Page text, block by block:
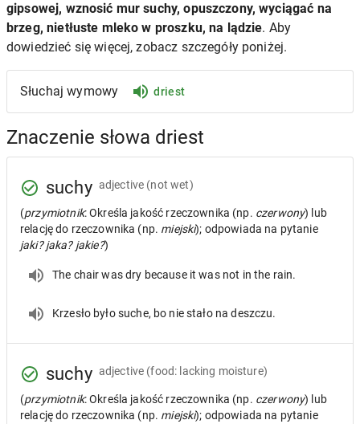
gipsowej, wznosić mur suchy, opuszczony, wyciągać na
brzeg, nietłuste mleko w proszku, na lądzie. Aby
dowiedzieć się więcej, zobacz szczegóły poniżej.
Słuchaj wymowy driest
Znaczenie słowa driest
suchy adjective (not wet)
(przymiotnik: Określa jakość rzeczownika (np. czerwony) lub
relację do rzeczownika (np. miejski); odpowiada na pytanie
jaki? jaka? jakie?)
The chair was dry because it was not in the rain.
Krzesło było suche, bo nie stało na deszczu.
suchy adjective (food: lacking moisture)
(przymiotnik: Określa jakość rzeczownika (np. czerwony) lub
relację do rzeczownika (np. miejski); odpowiada na pytanie